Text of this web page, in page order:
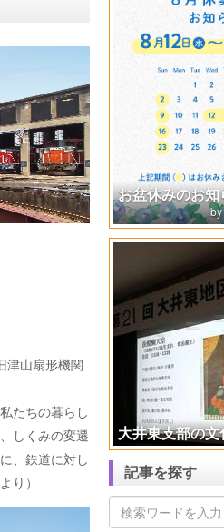
津山扇形機関
たちの暮らし
しくみの変遷
、鉄道に対し
り）
今日も色々定
お越しをお待ち
季節メニュー
食べてみてね😃
2月のイナバ化
記事を探す
知りたい津山の情
件の取材記事から検
ジャンル別